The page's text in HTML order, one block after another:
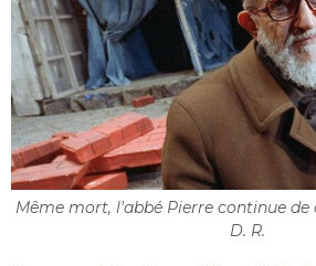
Même mort, l'abbé Pierre continue
D. R.